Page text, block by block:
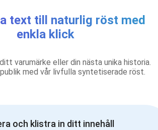
text till naturlig röst med
enkla klick
varumärke eller din nästa unika historia.
med vår livfulla syntetiserade röst.
och klistra in ditt innehåll